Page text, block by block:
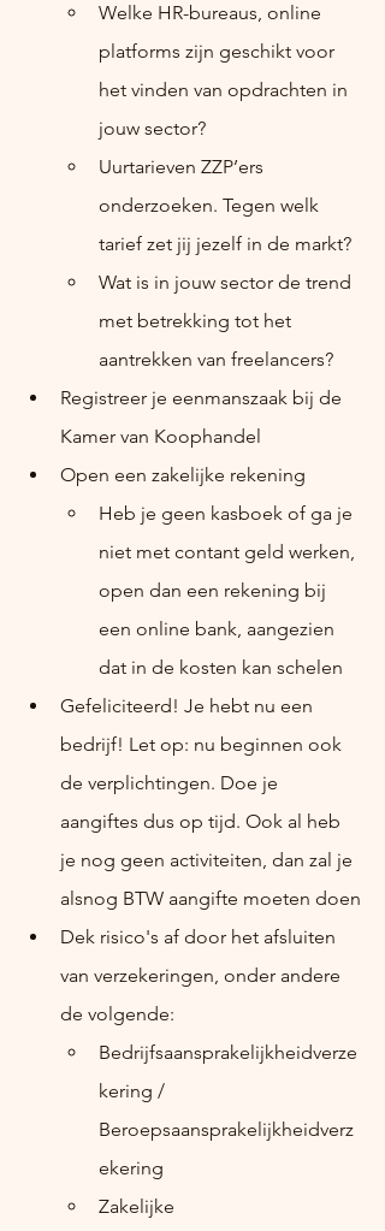
Welke HR-bureaus, online
platforms zijn geschikt voor
het vinden van opdrachten in
jouw sector?
Uurtarieven ZZP’ers
onderzoeken. Tegen welk
tarief zet jij jezelf in de markt?
Wat is in jouw sector de trend
met betrekking tot het
aantrekken van freelancers?
Registreer je eenmanszaak bij de
Kamer van Koophandel
Open een zakelijke rekening
Heb je geen kasboek of ga je
niet met contant geld werken,
open dan een rekening bij
een online bank, aangezien
dat in de kosten kan schelen
Gefeliciteerd! Je hebt nu een
bedrijf! Let op: nu beginnen ook
de verplichtingen. Doe je
aangiftes dus op tijd. Ook al heb
je nog geen activiteiten, dan zal je
alsnog BTW aangifte moeten doen
Dek risico's af door het afsluiten
van verzekeringen, onder andere
de volgende:
Bedrijfsaansprakelijkheidverze
kering /
Beroepsaansprakelijkheidverz
ekering
Zakelijke